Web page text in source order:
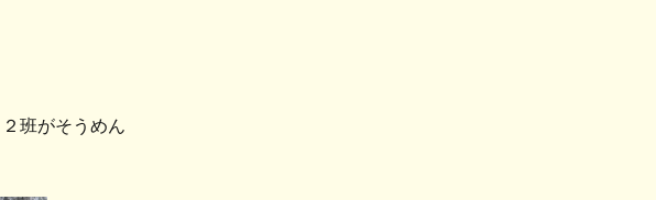
班がそうめん